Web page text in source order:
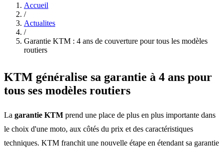
Accueil
/
Actualites
/
Garantie KTM : 4 ans de couverture pour tous les modèles
routiers
KTM généralise sa garantie à 4 ans pour
tous ses modèles routiers
La garantie KTM prend une place de plus en plus importante dans
le choix d'une moto, aux côtés du prix et des caractéristiques
techniques. KTM franchit une nouvelle étape en étendant sa garantie